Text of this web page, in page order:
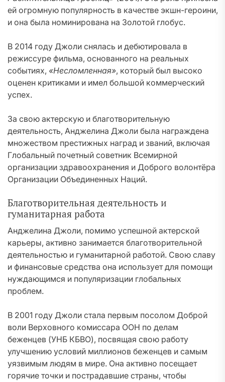
ей огромную популярность в качестве экшн-героини,
и она была номинирована на Золотой глобус.
В 2014 году Джоли снялась и дебютировала в
режиссуре фильма, основанного на реальных
событиях, «Несломленная», который был высоко
оценен критиками и имел большой коммерческий
успех.
За свою актерскую и благотворительную
деятельность, Анджелина Джоли была награждена
множеством престижных наград и званий, включая
Глобальный почетный советник Всемирной
организации здравоохранения и Доброго волонтёра
Организации Объединенных Наций.
Благотворительная деятельность и
гуманитарная работа
Анджелина Джоли, помимо успешной актерской
карьеры, активно занимается благотворительной
деятельностью и гуманитарной работой. Свою славу
и финансовые средства она использует для помощи
нуждающимся и популяризации глобальных
проблем.
В 2001 году Джоли стала первым посолом Доброй
воли Верховного комиссара ООН по делам
беженцев (УНБ КБВО), посвящая свою работу
улучшению условий миллионов беженцев и самым
уязвимым людям в мире. Она активно посещает
горячие точки и пострадавшие страны, чтобы